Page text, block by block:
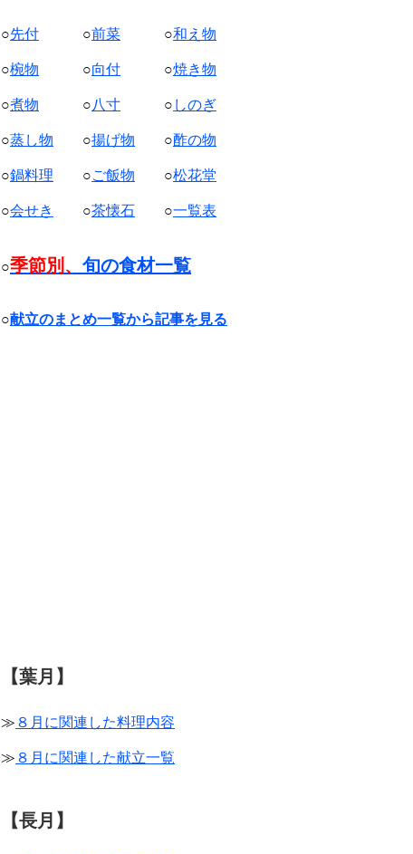
○先付 ○前菜 ○和え物
○椀物 ○向付 ○焼き物
○煮物 ○八寸 ○ しのぎ
○蒸し物 ○揚げ物 ○酢の物
○鍋料理 ○ご飯物 ○松花堂
○会せき ○茶懐石 ○一覧表
○季節別、 旬の食材一覧
○献立のまとめ一覧から記事を見る
【葉月】
≫ ８月に関連した料理内容
≫ ８月に関連した献立一覧
【長月】